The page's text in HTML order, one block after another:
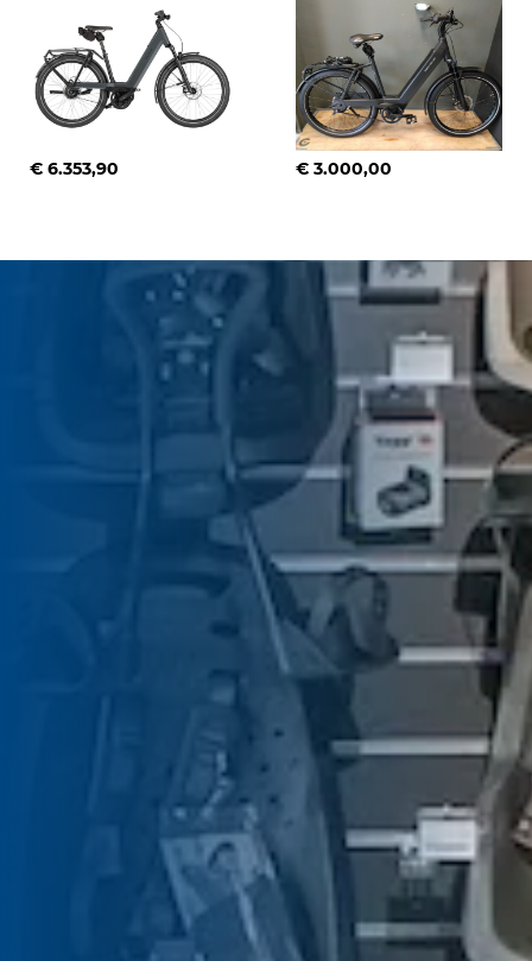
€ 6.353,90 € 3.000,00